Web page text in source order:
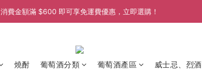
消費金額滿 $600 即可享免運費優惠，立即選購！
消費金額滿 $600 即可享免運費優惠，立即選購！
燒酎 葡萄酒分類 葡萄酒產區 威士忌、烈酒